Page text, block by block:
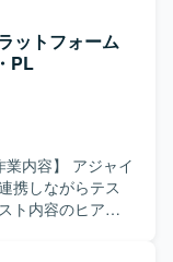
ットフォーム
PL
携しながらテス
ト内容のヒアリ